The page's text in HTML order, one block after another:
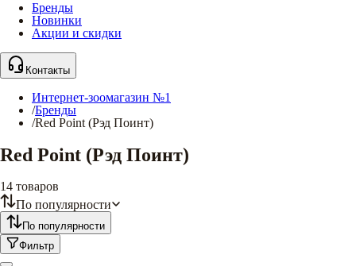
Бренды
Новинки
Акции и скидки
Контакты
Интернет-зоомагазин №1
/Бренды
/Red Point (Рэд Поинт)
Red Point (Рэд Поинт)
14 товаров
По популярности
По популярности
Фильтр